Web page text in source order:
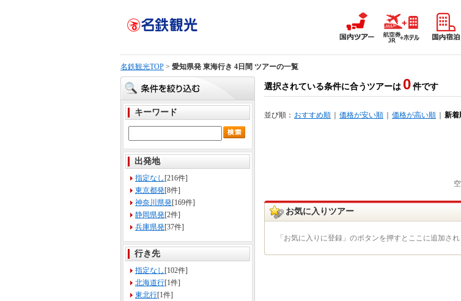
名鉄観光TOP > 愛知県発 東海行き 4日間 ツアーの一覧
キーワード
出発地
指定なし [216件]
東京都発[8件]
神奈川県発[169件]
静岡県発[2件]
兵庫県発[37件]
行き先
指定なし [102件]
北海道行[1件]
東北行[1件]
選択されている条件に合うツアーは 0 件です
並び順： おすすめ順 価格が安い順 価格が高い順 新着
お気に入りツアー
「お気に入りに登録」のボタンを押すとここに追加され